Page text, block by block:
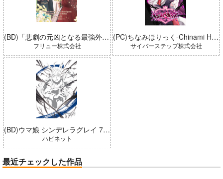
(BD)「悲劇の元凶となる最強外道ラスボス女王は民の為に尽くします。 Season2」BD-BOX 上巻
フリュー株式会社
(BD)ウマ娘 シンデレラグレイ 7 豪華版 (とらのあな限定版)
ハピネット
(PC)ちなみほりっく-Chinami Holic 特典付き 限定ボックス
サイバーステップ株式会社
最近チェックした作品